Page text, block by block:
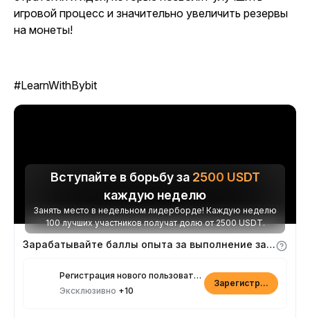
игровой процесс и значительно увеличить резервы
на монеты!
#LearnWithBybit
Вступайте в борьбу за 2500 USDT
каждую неделю
Занять место в недельном лидерборде! Каждую неделю
100 лучших участников получат долю от 2500 USDT.
Зарабатывайте баллы опыта за выполнение заданий
Регистрация нового пользователя
Эксклюзивно +10
Зарегистрироваться